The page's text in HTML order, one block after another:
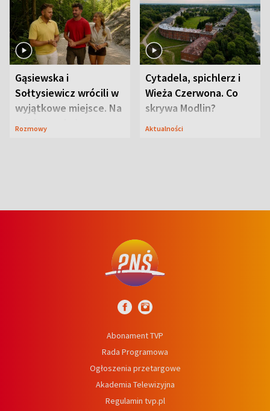
Gąsiewska i
Sołtysiewicz wrócili w
wyjątkowe miejsce. Na
szlaku czekał
Rozmowy
Cytadela, spichlerz i
Wieża Czerwona. Co
skrywa Modlin?
Aktualności
Abonament TVP
Rada Programowa
Ogłoszenia przetargowe
Akademia Telewizyjna
Regulamin tvp.pl